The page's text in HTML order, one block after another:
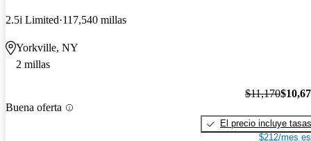
2.5i Limited 117,540 millas
Yorkville, NY
2 millas
Buena oferta
$11,170
El precio incluye tasas
$212/mes